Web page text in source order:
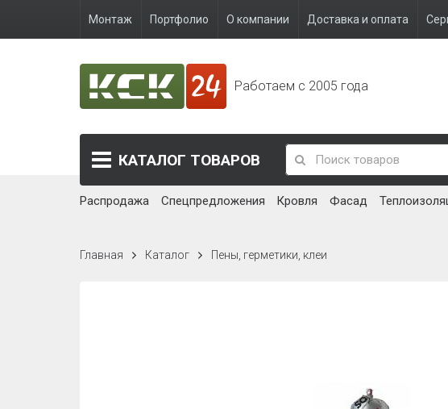
Монтаж Портфолио О компании Доставка и оплата
Работаем с 2005 года
КАТАЛОГ ТОВАРОВ
Распродажа Спецпредложения Кровля Фасад
Главная Каталог Пены, герметики, клеи